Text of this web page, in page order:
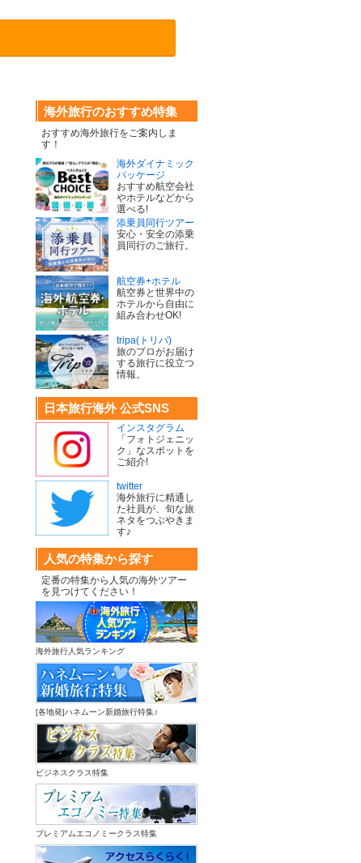
海外旅行のおすすめ特集
おすすめ海外旅行をご案内しま
す！
海外ダイナミック
パッケージ
おすすめ航空会社
やホテルなどから
選べる!
添乗員同行ツアー
安心・安全の添乗
員同行のご旅行。
航空券+ホテル
航空券と世界中の
ホテルから自由に
組み合わせOK!
tripa(トリパ)
旅のプロがお届け
する旅行に役立つ
情報。
日本旅行海外 公式SNS
インスタグラム
「フォトジェニッ
ク」なスポットを
ご紹介!
twitter
海外旅行に精通し
た社員が、旬な旅
ネタをつぶやきま
す♪
人気の特集から探す
定番の特集から人気の海外ツアー
を見つけてください！
海外旅行人気ランキング
[各地発]ハネムーン新婚旅行特集♪
ビジネスクラス特集
プレミアムエコノミークラス特集